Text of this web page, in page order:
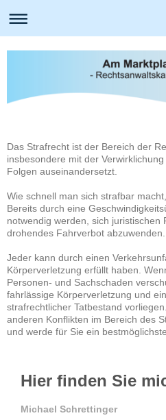
Das Strafrecht ist der Bereich der
insbesondere mit der
Folgen auseinandersetzt.
Wie schnell man sich strafbar
Bereits durch eine
notwendig werden, sich juristischen
drohendes Fahrverbot abzuwenden.
Jeder kann durch einen
Körperverletzung erfüllt haben.
Personen- und Sachschaden
fahrlässige Körperverletzung und
strafrechtlicher Tatbestand
anderen Konflikten im Bereich des
und werde für Sie ein
Hier finden Sie
Michael Schrettinger